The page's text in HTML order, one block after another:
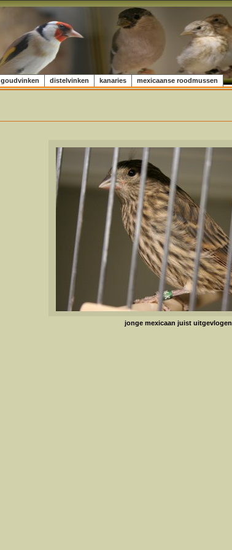
goudvinken distelvinken kanaries mexicaanse roodmussen
jonge mexicaan juist uitgevlogen